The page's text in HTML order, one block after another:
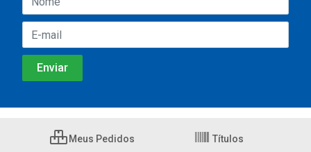
Meus Pedidos Títulos